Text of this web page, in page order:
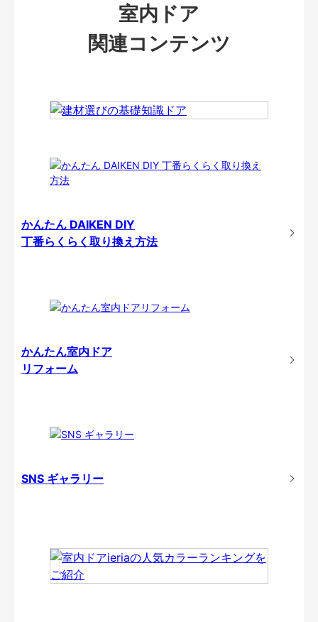
室内ドア
関連コンテンツ
かんたん DAIKEN DIY
丁番らくらく取り換え方法
かんたん室内ドア
リフォーム
SNS ギャラリー